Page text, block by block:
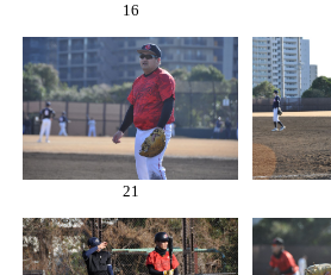
16
21